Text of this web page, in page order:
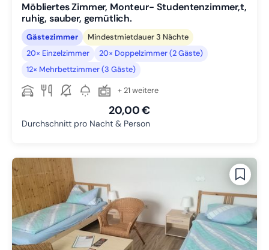
Möbliertes Zimmer, Monteur- Studentenzimmer,t,
ruhig, sauber, gemütlich.
Gästezimmer
Mindestmietdauer 3 Nächte
20× Einzelzimmer
20× Doppelzimmer (2 Gäste)
12× Mehrbettzimmer (3 Gäste)
+ 21 weitere
20,00 €
Durchschnitt pro Nacht & Person